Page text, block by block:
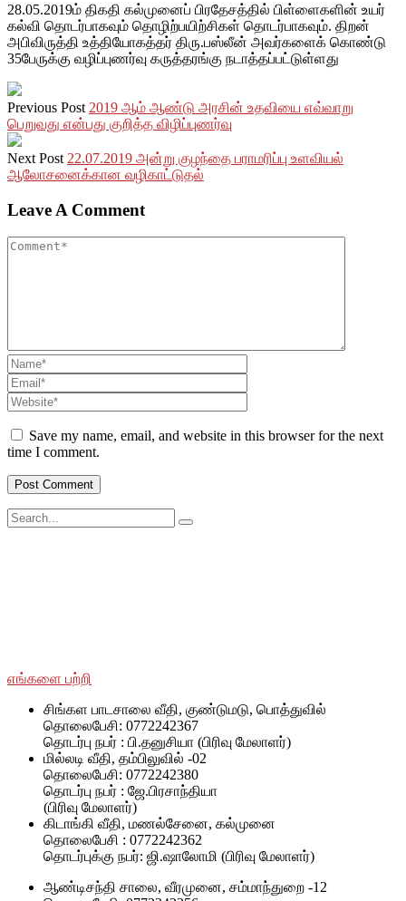
28.05.2019ம் திகதி கல்முனைப் பிரதேசத்தில் பிள்ளைகளின் உயர்
கல்வி தொடர்பாகவும் தொழிற்பயிற்சிகள் தொடர்பாகவும். திறன்
அபிவிருத்தி உத்தியோகத்தர் திரு.பஸ்லீன் அவர்களைக் கொண்டு
35பேருக்கு வழிப்புணர்வு கருத்தரங்கு நடாத்தப்பட்டுள்ளது
Previous Post 2019 ஆம் ஆண்டு அரசின் உதவியை எவ்வாறு
பெறுவது என்பது குறித்த விழிப்புணர்வு
Next Post 22.07.2019 அன்று குழந்தை பராமரிப்பு உளவியல்
ஆலோசனைக்கான வழிகாட்டுதல்
Leave A Comment
Save my name, email, and website in this browser for the next
time I comment.
எங்களை பற்றி
சிங்கள பாடசாலை வீதி, குண்டுமடு, பொத்துவில்
தொலைபேசி: 0772242367
தொடர்பு நபர் : பி.தனுசியா (பிரிவு மேலாளர்)
மில்லடி வீதி, தம்பிலுவில் -02
தொலைபேசி: 0772242380
தொடர்பு நபர் : ஜே.பிரசாந்தியா
(பிரிவு மேலாளர்)
கிடாங்கி வீதி, மணல்சேனை, கல்முனை
தொலைபேசி : 0772242362
தொடர்புக்கு நபர்: ஜி.ஷாலோமி (பிரிவு மேலாளர்)
ஆண்டிசந்தி சாலை, வீரமுனை, சம்மாந்துறை -12